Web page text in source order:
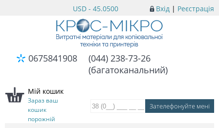
Вхід | Реєстрація
USD - 45.0500
0675841908
(044) 238-73-26
(багатоканальний)
Мій кошик
Зараз ваш
кошик
порожній